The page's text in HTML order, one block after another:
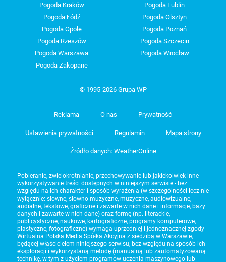
Pogoda Kraków
Pogoda Lublin
Pogoda Łódź
Pogoda Olsztyn
Pogoda Opole
Pogoda Poznań
Pogoda Rzeszów
Pogoda Szczecin
Pogoda Warszawa
Pogoda Wrocław
Pogoda Zakopane
© 1995-2026 Grupa WP
Reklama O nas Prywatność
Ustawienia prywatności Regulamin Mapa strony
Źródło danych: WeatherOnline
Pobieranie, zwielokrotnianie, przechowywanie lub jakiekolwiek inne
wykorzystywanie treści dostępnych w niniejszym serwisie - bez
względu na ich charakter i sposób wyrażenia (w szczególności lecz nie
wyłącznie: słowne, słowno-muzyczne, muzyczne, audiowizualne,
audialne, tekstowe, graficzne i zawarte w nich dane i informacje, bazy
danych i zawarte w nich dane) oraz formę (np. literackie,
publicystyczne, naukowe, kartograficzne, programy komputerowe,
plastyczne, fotograficzne) wymaga uprzedniej i jednoznacznej zgody
Wirtualna Polska Media Spółka Akcyjna z siedzibą w Warszawie,
będącej właścicielem niniejszego serwisu, bez względu na sposób ich
eksploracji i wykorzystaną metodę (manualną lub zautomatyzowaną
technikę, w tym z użyciem programów uczenia maszynowego lub